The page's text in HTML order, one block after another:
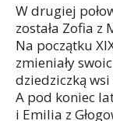
W drugiej
została Zofia z
Na początku
zmieniały
dziedziczką
A pod koniec
i Emilia z